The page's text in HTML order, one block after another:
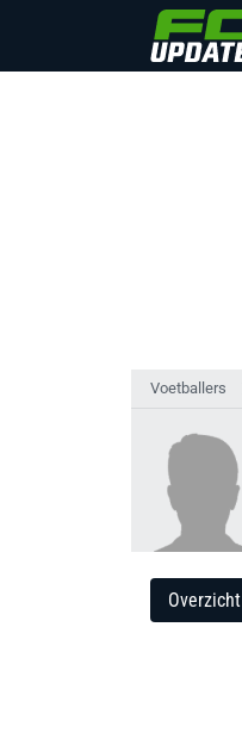
Voetballers
Overzicht